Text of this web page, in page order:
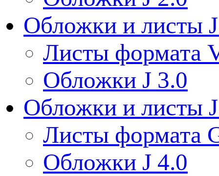
Обложки и листы
Листы формата
Обложки J 3.0
Обложки и листы
Листы формата
Обложки J 4.0